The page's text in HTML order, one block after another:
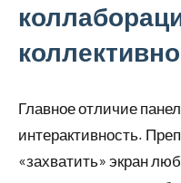
Главное отличие
интерактивность.
«захватить» экран